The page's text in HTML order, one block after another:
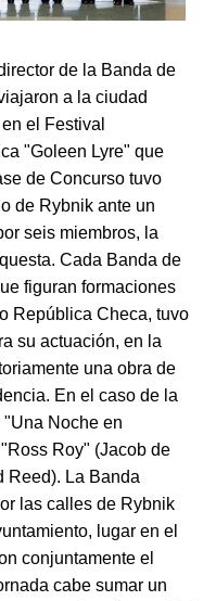
de la Banda de
a la ciudad
el Festival
"Goleen Lyre" que
de Concurso tuvo
de Rybnik ante un
seis miembros, la
Cada Banda de
figuran formaciones
República Checa, tuvo
su actuación, en la
una obra de
En el caso de la
Noche en
Roy" (Jacob de
Reed). La Banda
las calles de Rybnik
lugar en el
conjuntamente el
cabe sumar un